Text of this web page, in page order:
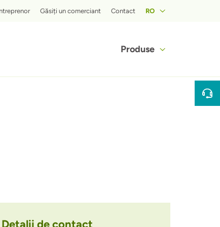
Găsiți un comerciant Contact RO
Produse
Detalii de contact